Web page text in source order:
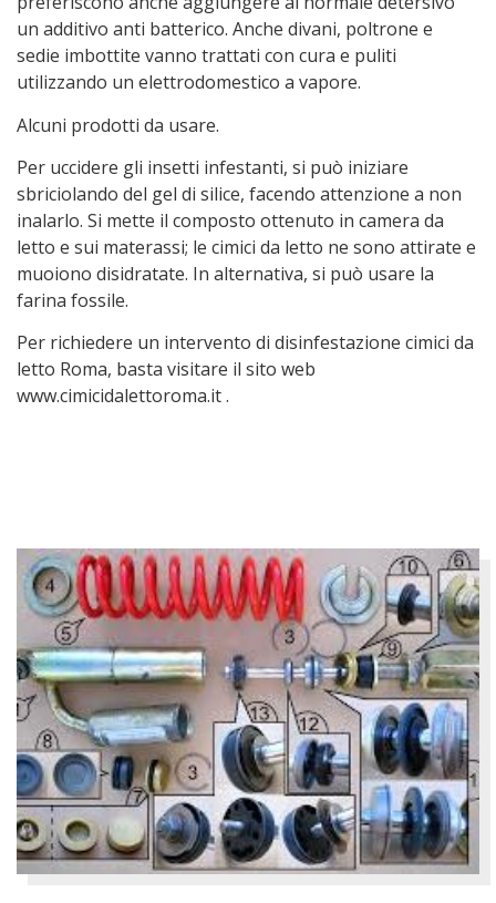
un additivo anti batterico. Anche divani, poltrone e
sedie imbottite vanno trattati con cura e puliti
utilizzando un elettrodomestico a vapore.
Alcuni prodotti da usare.
Per uccidere gli insetti infestanti, si può iniziare
sbriciolando del gel di silice, facendo attenzione a non
inalarlo. Si mette il composto ottenuto in camera da
letto e sui materassi; le cimici da letto ne sono attirate e
muoiono disidratate. In alternativa, si può usare la
farina fossile.
Per richiedere un intervento di disinfestazione cimici da
letto Roma, basta visitare il sito web
www.cimicidalettoroma.it .